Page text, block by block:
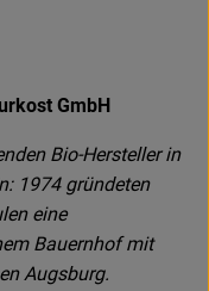
GmbH
Bio-Hersteller in
1974 gründeten
eine
Bauernhof mit
Augsburg.